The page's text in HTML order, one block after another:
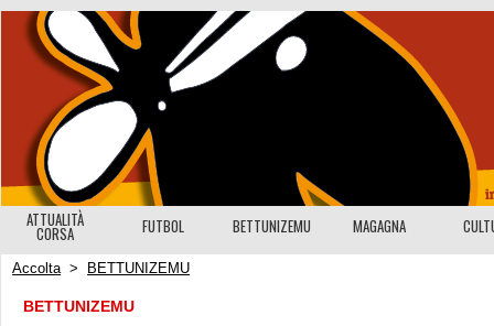
ATTUALITÀ
CORSA FUTBOL BETTUNIZEMU MAGAGNA
Accolta > BETTUNIZEMU
BETTUNIZEMU